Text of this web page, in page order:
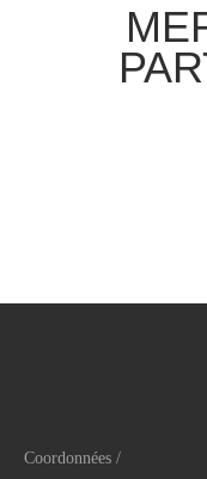
Coordonnées /